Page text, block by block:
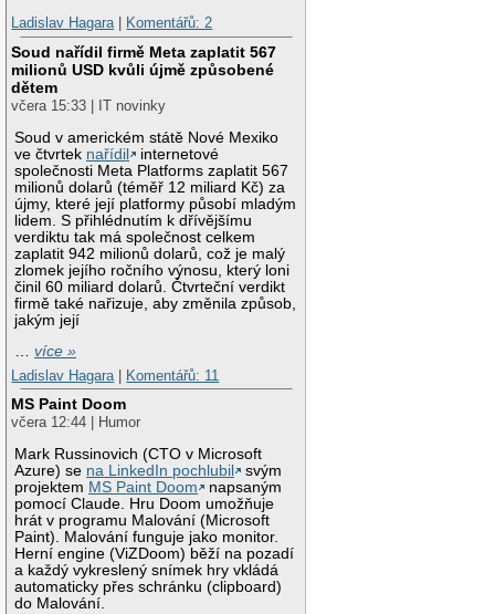
Ladislav Hagara| Komentářů: 2
Soud nařídil firmě Meta zaplatit 567
milionů USD kvůli újmě způsobené
dětem
včera 15:33 | IT novinky
Soud v americkém státě Nové Mexiko
ve čtvrtek nařídil
internetové
společnosti Meta Platforms zaplatit 567
milionů dolarů (téměř 12 miliard Kč) za
újmy, které její platformy působí mladým
lidem. S přihlédnutím k dřívějšímu
verdiktu tak má společnost celkem
zaplatit 942 milionů dolarů, což je malý
zlomek jejího ročního výnosu, který loni
činil 60 miliard dolarů. Čtvrteční verdikt
firmě také nařizuje, aby změnila způsob,
jakým její
…více »
Ladislav Hagara
Komentářů: 11
MS Paint Doom
včera 12:44 | Humor
Mark Russinovich (CTO v Microsoft
Azure) se na LinkedIn pochlubil
svým
projektem MS Paint Doom
napsaným
pomocí Claude. Hru Doom umožňuje
hrát v programu Malování (Microsoft
Paint). Malování funguje jako monitor.
Herní engine (ViZDoom) běží na pozadí
a každý vykreslený snímek hry vkládá
automaticky přes schránku (clipboard)
do Malování.